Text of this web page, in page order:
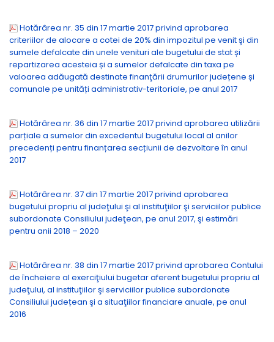
Hotărârea nr. 35 din 17 martie 2017 privind aprobarea
criteriilor de alocare a cotei de 20% din impozitul pe venit şi din
sumele defalcate din unele venituri ale bugetului de stat și
repartizarea acesteia și a sumelor defalcate din taxa pe
valoarea adăugată destinate finanţării drumurilor județene și
comunale pe unități administrativ-teritoriale, pe anul 2017
Hotărârea nr. 36 din 17 martie 2017 privind aprobarea utilizării
parțiale a sumelor din excedentul bugetului local al anilor
precedenți pentru finanțarea secțiunii de dezvoltare în anul
2017
Hotărârea nr. 37 din 17 martie 2017 privind aprobarea
bugetului propriu al judeţului şi al instituţiilor şi serviciilor publice
subordonate Consiliului judeţean, pe anul 2017, şi estimări
pentru anii 2018 – 2020
Hotărârea nr. 38 din 17 martie 2017 privind aprobarea Contului
de încheiere al exerciţiului bugetar aferent bugetului propriu al
judeţului, al instituţiilor şi serviciilor publice subordonate
Consiliului județean şi a situaţiilor financiare anuale, pe anul
2016